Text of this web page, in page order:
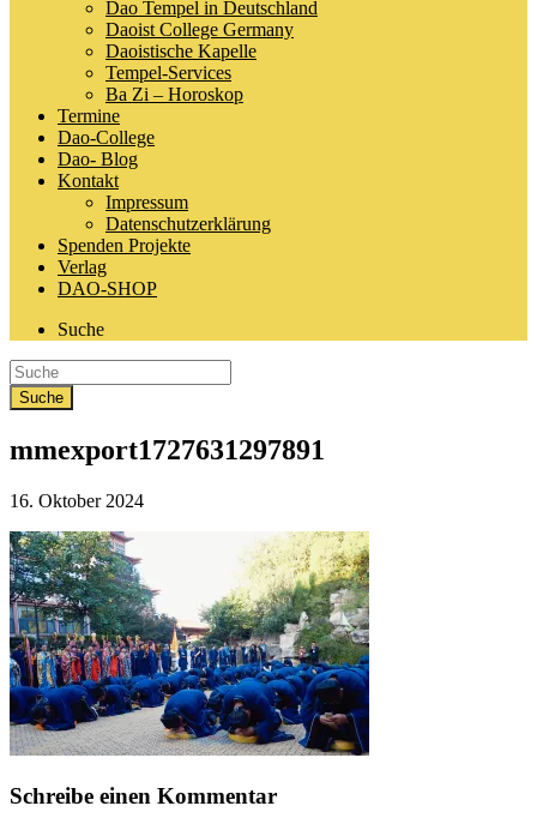
Dao Tempel in Deutschland
Daoist College Germany
Daoistische Kapelle
Tempel-Services
Ba Zi – Horoskop
Termine
Dao-College
Dao- Blog
Kontakt
Impressum
Datenschutzerklärung
Spenden Projekte
Verlag
DAO-SHOP
Suche
mmexport1727631297891
Veröffentlicht
16. Oktober 2024
Schreibe einen Kommentar